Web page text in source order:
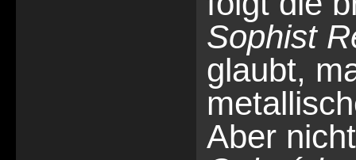
Sophist
glaubt,
Aber